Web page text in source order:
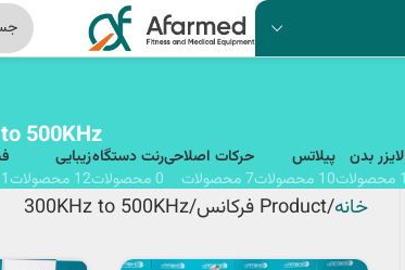
500KHz
بدن
پیلاتس
10 محصولات
حرکات اصلاحی
7 محصولات
رنت دستگاه
0 محصولات
زیبایی
12 محصولات
1 محصول
خانه Product فرکانس 300KHz to 500KHz